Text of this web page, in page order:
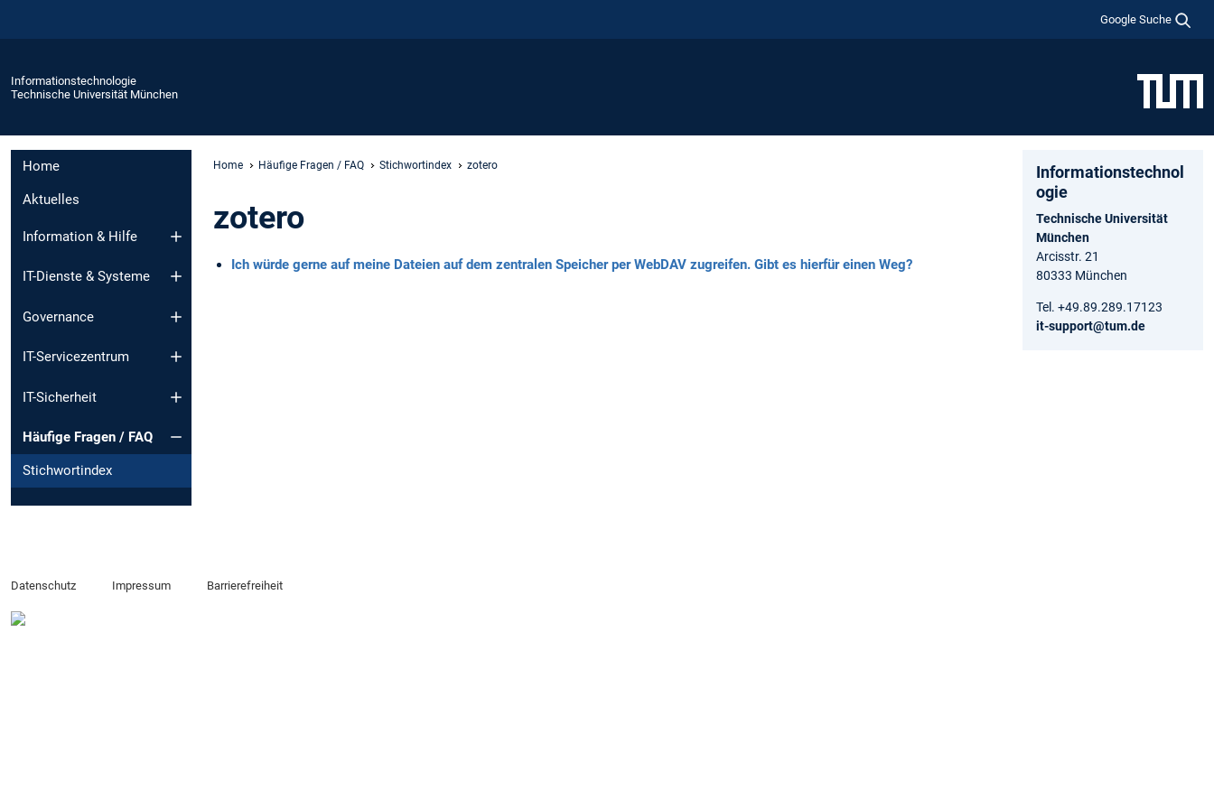
Google Suche
Informationstechnologie
Technische Universität München
Home
Aktuelles
Information & Hilfe
IT-Dienste & Systeme
Governance
IT-Servicezentrum
IT-Sicherheit
Häufige Fragen / FAQ
Stichwortindex
Home Häufige Fragen / FAQ Stichwortindex zotero
zotero
Ich würde gerne auf meine Dateien auf dem zentralen Speicher per WebDAV zugreifen. Gibt es hierfür einen Weg?
Informationstechnol
ogie
Technische Universität
München
Arcisstr. 21
80333 München
Tel. +49.89.289.17123
it-support@tum.de
Datenschutz Impressum Barrierefreiheit